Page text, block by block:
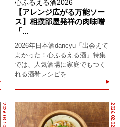
心ふるえる酒2026
【アレンジ広がる万能ソー
ス】相撲部屋発祥の肉味噌
「...
2026年日本酒dancyu「出会えて
よかった！心ふるえる酒」特集
では、人気酒場に家庭でもつく
れる酒肴レシピを...
2026.03.10 2026.02.02